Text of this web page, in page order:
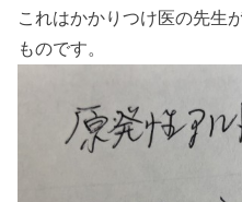
これはかかりつけ医の先生
ものです。